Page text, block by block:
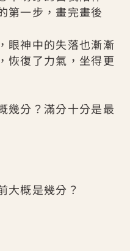
第一步，畫完畫後
眼神中的失落也漸漸
恢復了力氣，坐得更
幾分？滿分十分是最
大概是幾分？